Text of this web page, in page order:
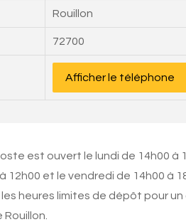
Rouillon
72700
Afficher le téléphone
est ouvert le lundi de 14h00 à
12h00 et le vendredi de 14h00 à
heures limites de dépôt pour